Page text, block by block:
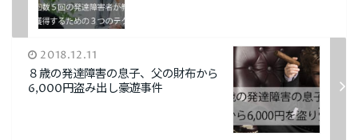
2018.12.11
８歳の発達障害の息子、父の財布から
6,000円盗み出し豪遊事件